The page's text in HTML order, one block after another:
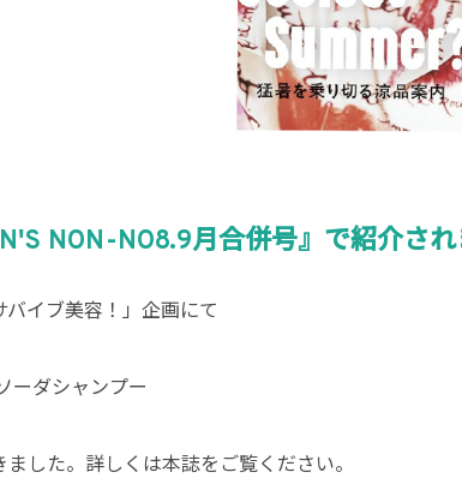
NON-NO8.9月合併号』で紹介さ
バイブ美容！」企画にて
ーダシャンプー
した。詳しくは本誌をご覧ください。